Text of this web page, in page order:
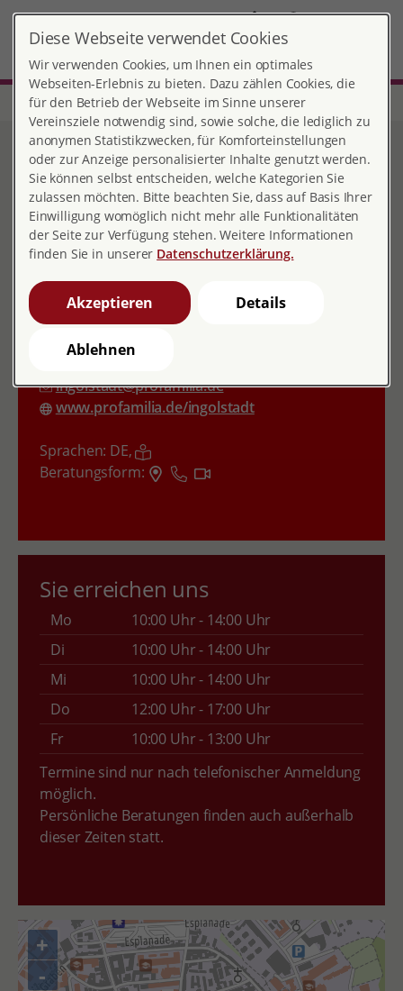
DE
Start Bayern Beratungsstelle Ingolstadt
Beratungsstelle Ingolstadt
+
-
Kontakt
Holzmarkt 2
85049 Ingolstadt
0841 3792890
0841 37928910
ingolstadt@profamilia.de
www.profamilia.de/ingolstadt
Sprachen: DE,
Beratungsform:
Sie erreichen uns
Mo
10:00 Uhr - 14:00 Uhr
Di
10:00 Uhr - 14:00 Uhr
Mi
10:00 Uhr - 14:00 Uhr
Do
12:00 Uhr - 17:00 Uhr
Fr
10:00 Uhr - 13:00 Uhr
Termine sind nur nach telefonischer Anmeldung
möglich.
Persönliche Beratungen finden auch außerhalb
dieser Zeiten statt.
Diese Webseite verwendet Cookies
Wir verwenden Cookies, um Ihnen ein optimales
Webseiten-Erlebnis zu bieten. Dazu zählen Cookies, die
für den Betrieb der Webseite im Sinne unserer
Vereinsziele notwendig sind, sowie solche, die lediglich zu
anonymen Statistikzwecken, für Komforteinstellungen
oder zur Anzeige personalisierter Inhalte genutzt werden.
Sie können selbst entscheiden, welche Kategorien Sie
zulassen möchten. Bitte beachten Sie, dass auf Basis Ihrer
Einwilligung womöglich nicht mehr alle Funktionalitäten
der Seite zur Verfügung stehen. Weitere Informationen
finden Sie in unserer Datenschutzerklärung.
Akzeptieren Details
Ablehnen